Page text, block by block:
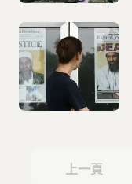
上一頁
上一頁